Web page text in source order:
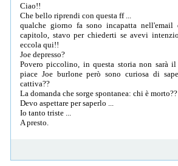
Ciao!!
Che bello riprendi con questa ff ...
qualche giorno fa sono incapatta nell'email
capitolo, stavo per chiederti se avevi
eccola qui!!
Joe depresso?
Povero piccolino, in questa storia non sarà
piace Joe burlone però sono curiosa di
cattiva??
La domanda che sorge spontanea: chi è morto??
Devo aspettare per saperlo ...
Io tanto triste ...
A presto.